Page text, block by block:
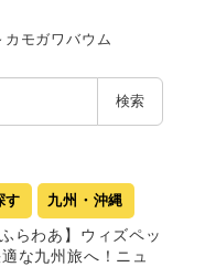
モガワバウム
検索
す 九州・沖縄
らわあ】ウィズペッ
な九州旅へ！ニュ